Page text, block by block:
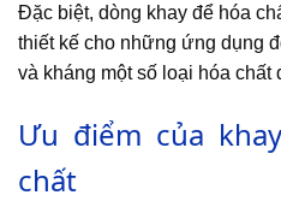
Đặc biệt, dòng khay để hóa
thiết kế cho những ứng dụng
và kháng một số loại hóa chất
Ưu điểm của
chất